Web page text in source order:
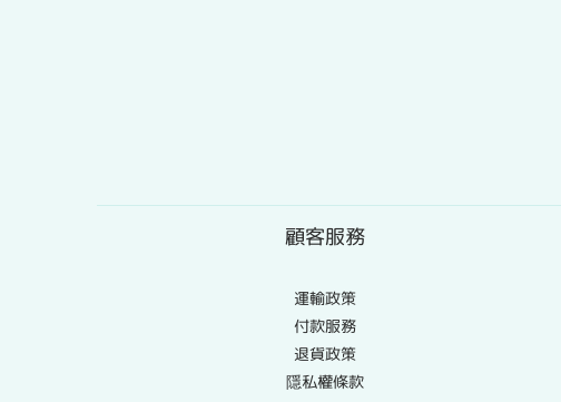
顧客服務
運輸政策
付款服務
退貨政策
隱私權條款